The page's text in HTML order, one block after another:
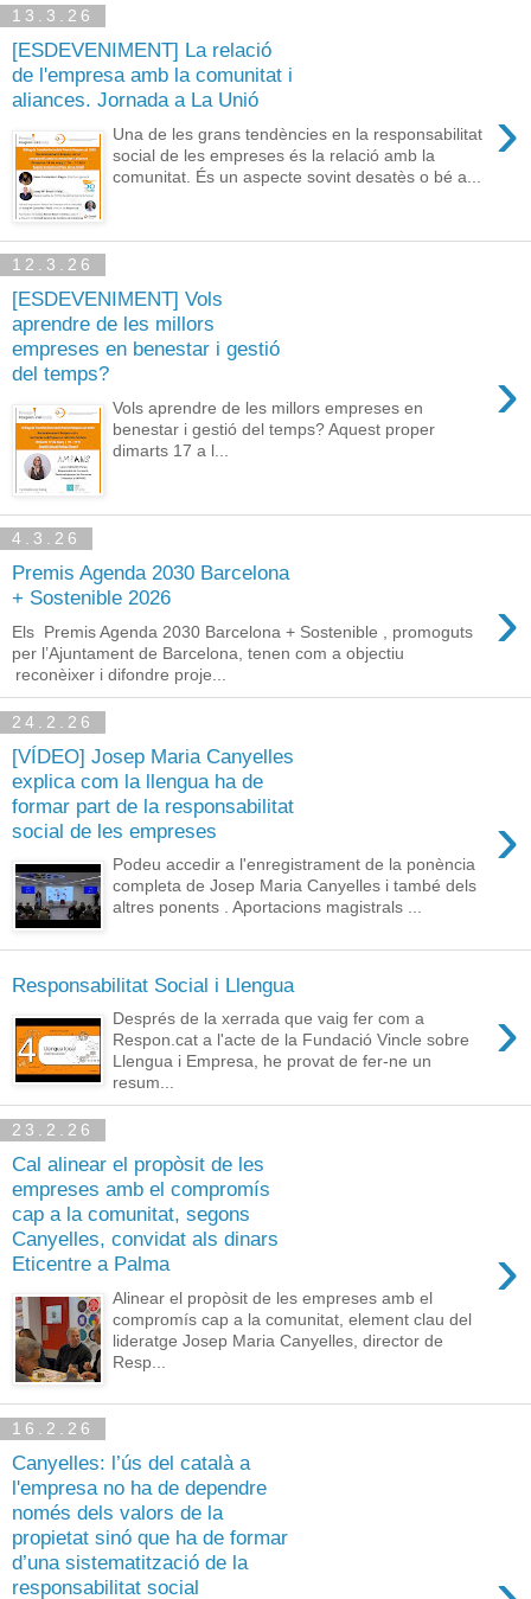
13.3.26
[ESDEVENIMENT] La relació
de l'empresa amb la comunitat i
aliances. Jornada a La Unió
›
Una de les grans tendències en la responsabilitat
social de les empreses és la relació amb la
comunitat. És un aspecte sovint desatès o bé a...
12.3.26
[ESDEVENIMENT] Vols
aprendre de les millors
empreses en benestar i gestió
del temps?
›
Vols aprendre de les millors empreses en
benestar i gestió del temps? Aquest proper
dimarts 17 a l...
4.3.26
Premis Agenda 2030 Barcelona
+ Sostenible 2026
›
Els Premis Agenda 2030 Barcelona + Sostenible , promoguts
per l’Ajuntament de Barcelona, tenen com a objectiu
reconèixer i difondre proje...
24.2.26
[VÍDEO] Josep Maria Canyelles
explica com la llengua ha de
formar part de la responsabilitat
social de les empreses
›
Podeu accedir a l'enregistrament de la ponència
completa de Josep Maria Canyelles i també dels
altres ponents . Aportacions magistrals ...
Responsabilitat Social i Llengua
›
Després de la xerrada que vaig fer com a
Respon.cat a l'acte de la Fundació Vincle sobre
Llengua i Empresa, he provat de fer-ne un
resum...
23.2.26
Cal alinear el propòsit de les
empreses amb el compromís
cap a la comunitat, segons
Canyelles, convidat als dinars
Eticentre a Palma
›
Alinear el propòsit de les empreses amb el
compromís cap a la comunitat, element clau del
lideratge Josep Maria Canyelles, director de
Resp...
16.2.26
Canyelles: l’ús del català a
l'empresa no ha de dependre
només dels valors de la
propietat sinó que ha de formar
d’una sistematització de la
responsabilitat social